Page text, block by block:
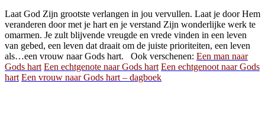
Laat God Zijn grootste verlangen in jou vervullen. Laat je door Hem
veranderen door met je hart en je verstand Zijn wonderlijke werk te
omarmen. Je zult blijvende vreugde en vrede vinden in een leven
van gebed, een leven dat draait om de juiste prioriteiten, een leven
als…een vrouw naar Gods hart. Ook verschenen: Een man naar
Gods hart Een echtgenote naar Gods hart Een echtgenoot naar Gods
hart Een vrouw naar Gods hart – dagboek